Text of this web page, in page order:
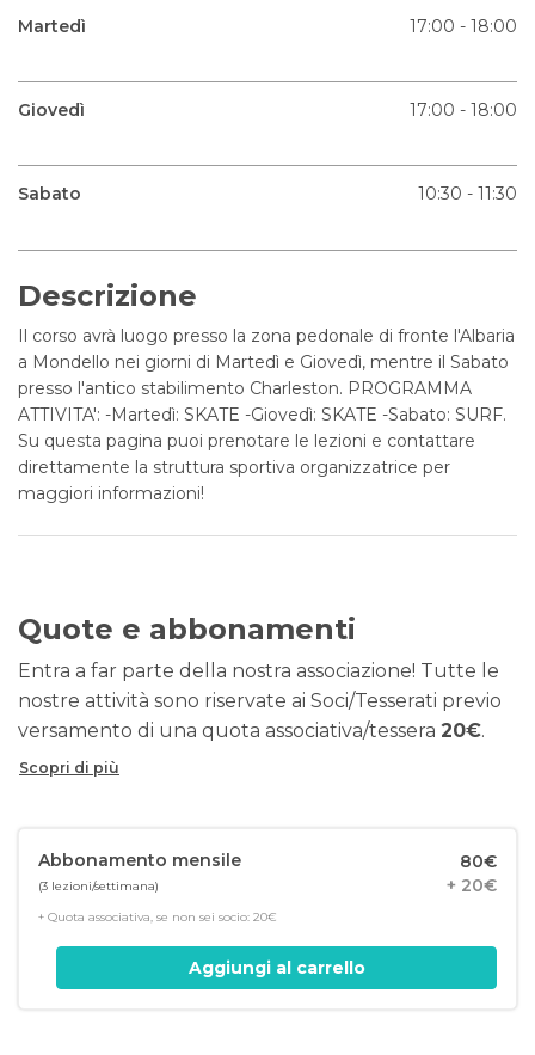
Martedì 17:00 - 18:00
Giovedì 17:00 - 18:00
Sabato 10:30 - 11:30
Descrizione
Il corso avrà luogo presso la zona pedonale di fronte l'Albaria
a Mondello nei giorni di Martedì e Giovedì, mentre il Sabato
presso l'antico stabilimento Charleston. PROGRAMMA
ATTIVITA': -Martedì: SKATE -Giovedì: SKATE -Sabato: SURF.
Su questa pagina puoi prenotare le lezioni e contattare
direttamente la struttura sportiva organizzatrice per
maggiori informazioni!
Quote e abbonamenti
Entra a far parte della nostra associazione! Tutte le
nostre attività sono riservate ai Soci/Tesserati previo
versamento di una quota associativa/tessera 20€.
Scopri di più
Abbonamento mensile
(3 lezioni/settimana)
80€
+ 20€
+ Quota associativa, se non sei socio: 20€
Aggiungi al carrello